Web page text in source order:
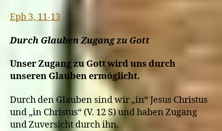
Eph 3, 11-13
Durch Glauben Zugang zu Gott
Unser Zugang zu Gott wird uns durch
unseren Glauben ermöglicht.
Durch den Glauben sind wir „in“ Jesus Christus
und „in Christus“ (V. 12 S) und haben Zugang
und Zuversicht durch ihn.